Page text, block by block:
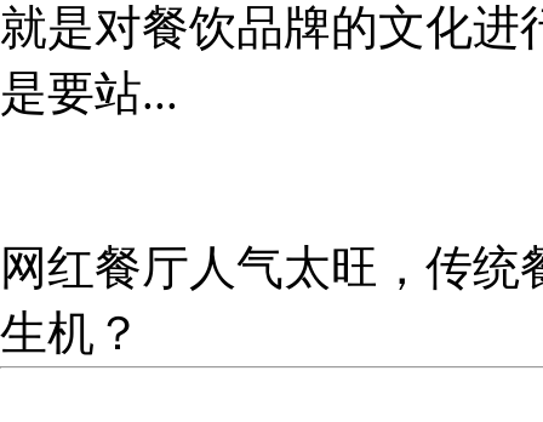
就是对餐饮品牌的文化进
是要站...
网红餐厅人气太旺，传
生机？